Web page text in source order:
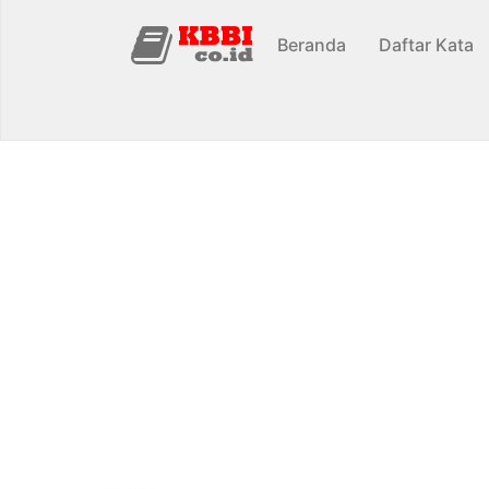
Beranda Daftar Kata